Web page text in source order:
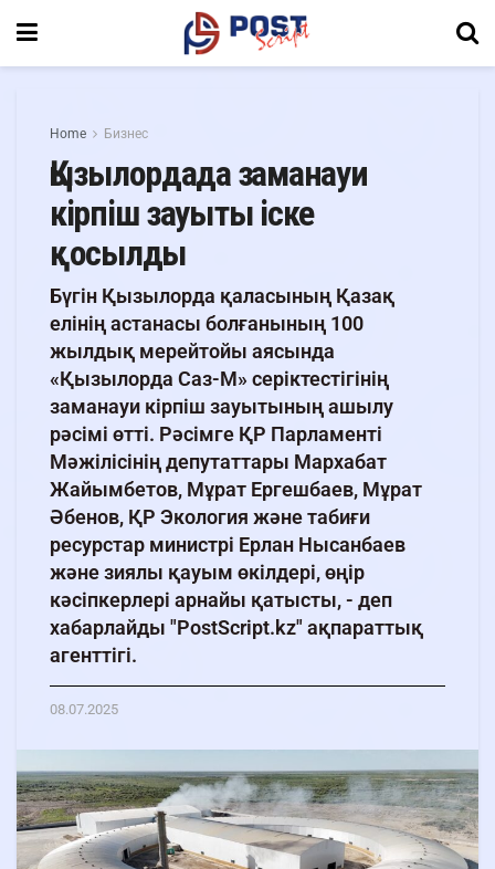
Home Бизнес
Қызылордада заманауи
кірпіш зауыты іске
қосылды
Бүгін Қызылорда қаласының Қазақ
елінің астанасы болғанының 100
жылдық мерейтойы аясында
«Қызылорда Саз-М» серіктестігінің
заманауи кірпіш зауытының ашылу
рәсімі өтті. Рәсімге ҚР Парламенті
Мәжілісінің депутаттары Мархабат
Жайымбетов, Мұрат Ергешбаев, Мұрат
Әбенов, ҚР Экология және табиғи
ресурстар министрі Ерлан Нысанбаев
және зиялы қауым өкілдері, өңір
кәсіпкерлері арнайы қатысты, - деп
хабарлайды "PostScript.kz" ақпараттық
агенттігі.
08.07.2025